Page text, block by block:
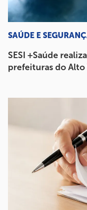
SAÚDE E
SESI +Saúde
prefeituras do Alto